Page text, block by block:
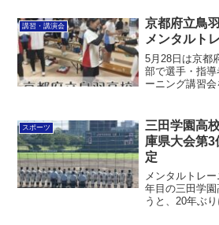
メンタルスキ
ました。少し
講習・講演会
京都府立鳥
メンタルト
5月28日は京都
部で選手・指
ーニング講習
ョニングなど)
力⬆︎の項目の体
スポーツ
三田学園高
庫県大会第
定
メンタルトレ
年目の三田学
うと、20年ぶ